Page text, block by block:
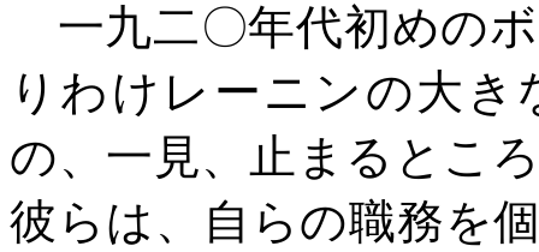
一九二〇年代初めの
りわけレーニンの大
の、一見、止まるとこ
彼らは、自らの職務を